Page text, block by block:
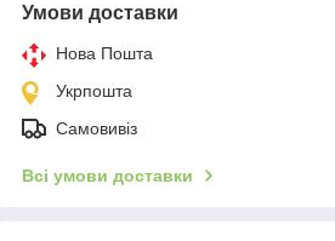
Умови доставки
Нова Пошта
Укрпошта
Самовивіз
Всі умови доставки